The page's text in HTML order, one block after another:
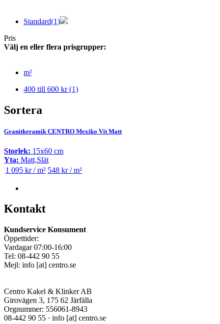
Standard(1)
Pris
Välj en eller flera prisgrupper:
m²
400 till 600 kr(1)
Sortera
Granitkeramik CENTRO Mexiko Vit Matt
Storlek: 15x60 cm
Yta: Matt,Slät
1 095 kr / m² 548 kr / m²
Kontakt
Kundservice Konsument
Öppettider:
Vardagar 07:00-16:00
Tel: 08-442 90 55
Mejl: info [at] centro.se
Centro Kakel & Klinker AB
Girovägen 3, 175 62 Järfälla
Orgnummer: 556061-8943
08-442 90 55 · info [at] centro.se